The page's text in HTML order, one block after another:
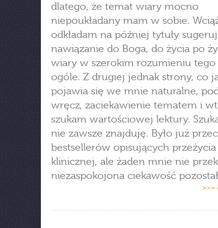
dlatego, że temat wiary mocno
niepoukładany mam w sobie.
odkładam na później tytuły
nawiązanie do Boga, do życia po
wiary w szerokim rozumieniu tego
ogóle. Z drugiej jednak strony, co
pojawia się we mnie naturalne,
wręcz, zaciekawienie tematem i
szukam wartościowej lektury.
nie zawsze znajduję. Było już
bestsellerów opisujących
klinicznej, ale żaden mnie nie
niezaspokojona ciekawość
>>>